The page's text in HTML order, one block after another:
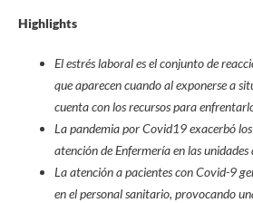
Highlights
El estrés laboral es el conjunto de
que aparecen cuando al exponerse a
cuenta con los recursos para
La pandemia por Covid19 exacerbó
atención de Enfermería en las unidades
La atención a pacientes con Covid-9
en el personal sanitario, provocando